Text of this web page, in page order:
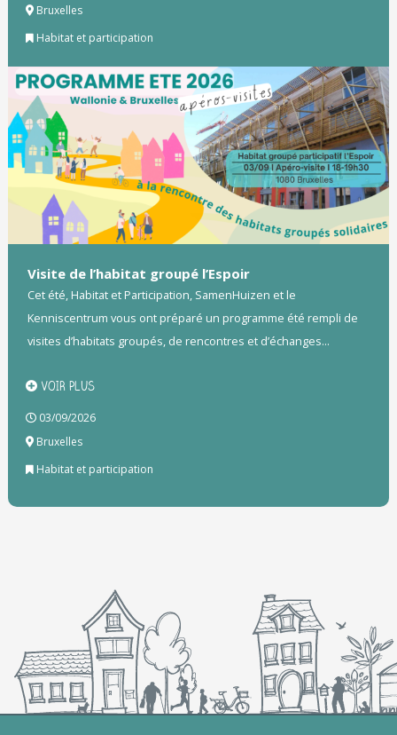
Bruxelles
Habitat et participation
Visite de l’habitat groupé l’Espoir
Cet été, Habitat et Participation, SamenHuizen et le
Kenniscentrum vous ont préparé un programme été rempli de
visites d’habitats groupés, de rencontres et d’échanges...
VOIR PLUS
03/09/2026
Bruxelles
Habitat et participation